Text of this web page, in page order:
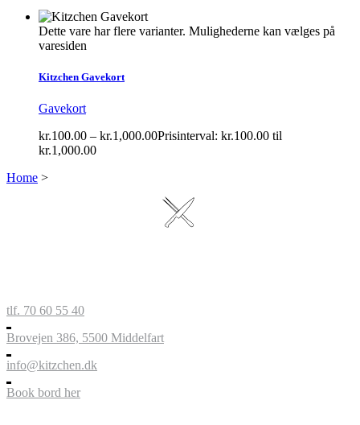
Dette vare har flere varianter. Mulighederne kan vælges på
varesiden
Kitzchen Gavekort
Gavekort
kr.100.00 – kr.1,000.00Prisinterval: kr.100.00 til
kr.1,000.00
Home >
tlf. 70 60 55 40
Brovejen 386, 5500 Middelfart
info@kitzchen.dk
Book bord her